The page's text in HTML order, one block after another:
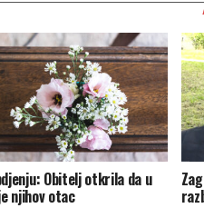
Obitelj otkrila da u
njihov otac